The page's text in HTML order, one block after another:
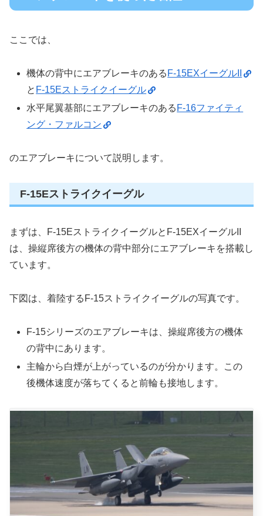
ここでは、
機体の背中にエアブレーキのある F-15EXイーグルII
と F-15Eストライクイーグル
水平尾翼基部にエアブレーキのある F-16ファイティ
ング・ファルコン
のエアブレーキについて説明します。
F-15Eストライクイーグル
まずは、F-15EストライクイーグルとF-15EXイーグルII
は、操縦席後方の機体の背中部分にエアブレーキを搭載し
ています。
下図は、着陸するF-15ストライクイーグルの写真です。
F-15シリーズのエアブレーキは、操縦席後方の機体
の背中にあります。
主輪から白煙が上がっているのが分かります。この
後機体速度が落ちてくると前輪も接地します。